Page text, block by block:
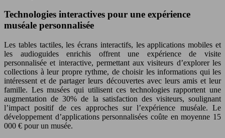
Technologies interactives pour une expérience
muséale personnalisée
Les tables tactiles, les écrans interactifs, les applications mobiles et
les audioguides enrichis offrent une expérience de visite
personnalisée et interactive, permettant aux visiteurs d’explorer les
collections à leur propre rythme, de choisir les informations qui les
intéressent et de partager leurs découvertes avec leurs amis et leur
famille. Les musées qui utilisent ces technologies rapportent une
augmentation de 30% de la satisfaction des visiteurs, soulignant
l’impact positif de ces approches sur l’expérience muséale. Le
développement d’applications personnalisées coûte en moyenne 15
000 € pour un musée.